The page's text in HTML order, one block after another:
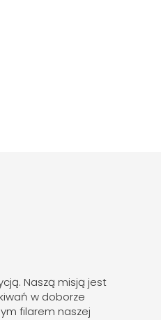
Naszą misją jest
w doborze
filarem naszej